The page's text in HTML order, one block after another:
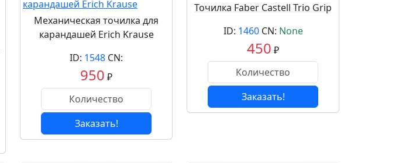
Механическая точилка для
карандашей Erich Krause
ID: 1548 CN:
950 ₽
Заказать!
Точилка Faber Castell Trio Grip
ID: 1460CN: None
450 ₽
Заказать!